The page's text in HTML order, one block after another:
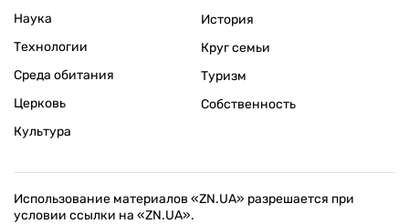
Наука
Технологии
Среда обитания
Церковь
Культура
История
Круг семьи
Туризм
Собственность
Использование материалов «ZN.UA» разрешается при
условии ссылки на «ZN.UA».